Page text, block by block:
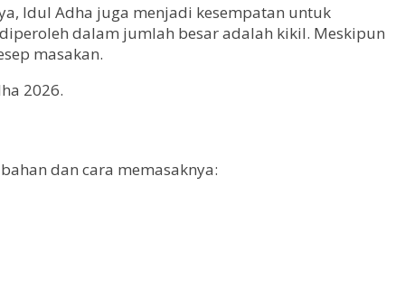
Idul Adha juga menjadi kesempatan untuk
dalam jumlah besar adalah kikil. Meskipun
masakan.
2026.
dan cara memasaknya: